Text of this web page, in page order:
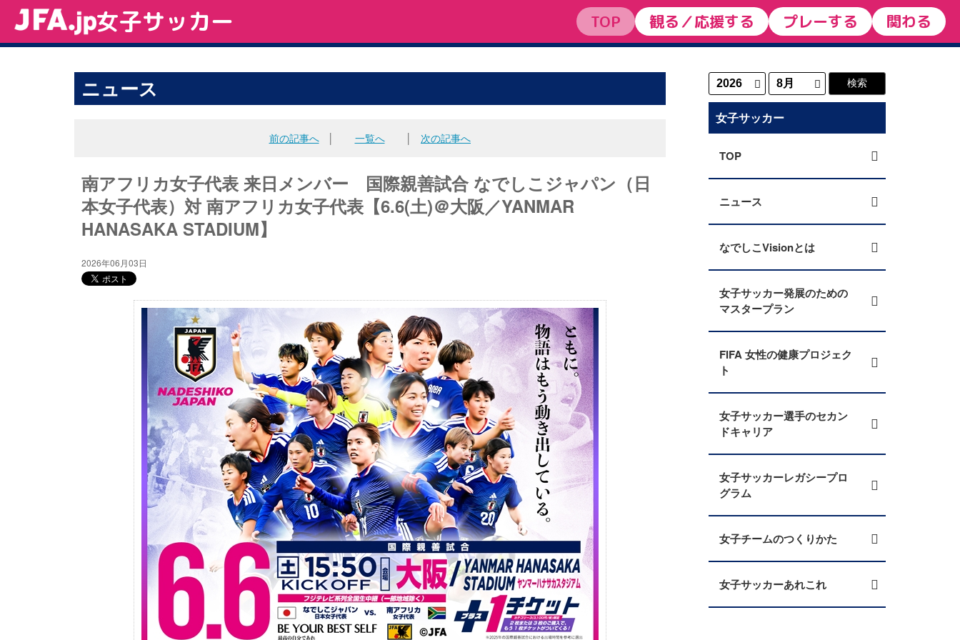
女子サッカー TOP 観る／応援する プレーする 関わる
ニュース
前の記事へ│ 一覧へ 次の記事へ
南アフリカ女子代表 来日メンバー 国際親善試合 なでしこジャパン（日
本女子代表）対 南アフリカ女子代表【6.6(土)＠大阪／YANMAR
HANASAKA STADIUM】
2026年06月03日
女子サッカー
TOP
ニュース
なでしこVisionとは
女子サッカー発展のための
マスタープラン
FIFA 女性の健康プロジェク
ト
女子サッカー選手のセカン
ドキャリア
女子サッカーレガシープロ
グラム
女子チームのつくりかた
女子サッカーあれこれ